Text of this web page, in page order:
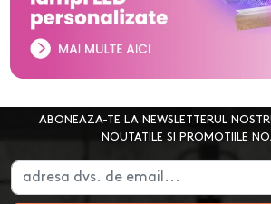
ABONEAZA-TE LA NEWSLETTERUL
NOUTATILE SI PROMOTIILE